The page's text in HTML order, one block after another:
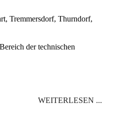
Tremmersdorf, Thurndorf,
der technischen
WEITERLESEN ...